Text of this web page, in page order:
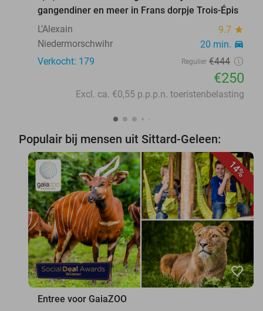
gangendiner en meer in Frans dorpje Trois-Épis
L’Alexain
9.7 star
Niedermorschwihr 20 min. directions_car
Verkocht: 179 Regulier €444
€250
Excl. ca. €0,55 p.p.p.n. toeristenbelasting
Populair bij mensen uit Sittard-Geleen:
14%
favorite_border
Entree voor GaiaZOO